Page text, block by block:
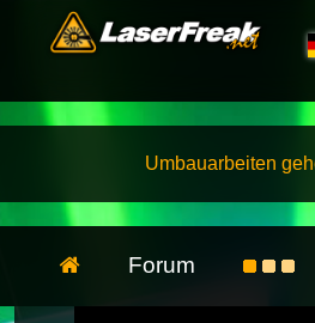
Umbauarbeiten
Forum